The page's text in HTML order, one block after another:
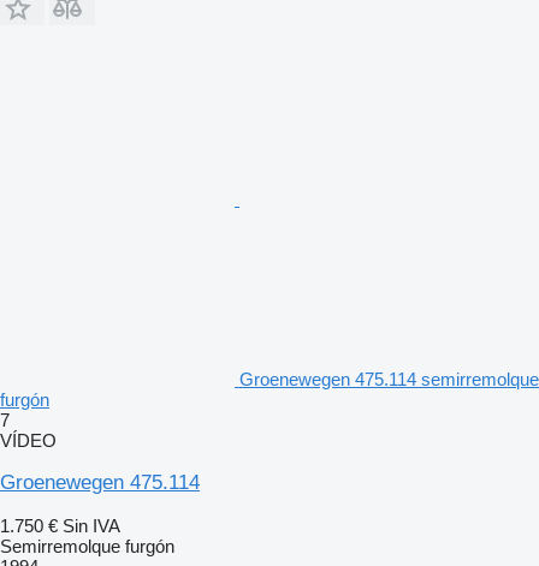
Groenewegen 475.114 semirremolque
furgón
7
VÍDEO
Groenewegen 475.114
1.750 € Sin IVA
Semirremolque furgón